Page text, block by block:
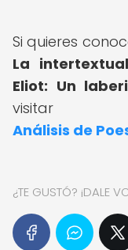
Si quieres
La
Eliot: Un
visitar
Análisis de
¿TE GUSTÓ? ¡DALE